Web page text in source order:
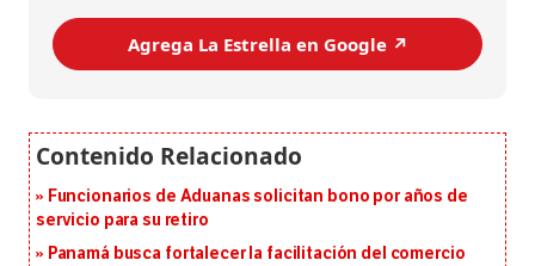
Agrega La Estrella en Google ↗️
Funcionarios de Aduanas solicitan bono por años de
servicio para su retiro
Panamá busca fortalecer la facilitación del comercio